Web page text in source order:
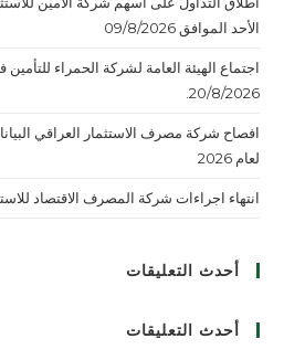
الأحد الموافق 09/8/2026
اجتماع الهيئة العامة لشركة الحمراء
20/8/2026.
افصاح شركة مصرف الاستثمار العراقي
لعام 2026
انتهاء اجراءات شركة المصرف الاقتصاد
أحدث التعليقات
أحدث التعليقات